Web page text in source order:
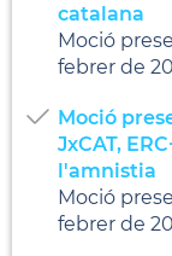
catalana
Moció
febrer de
Moció
JxCAT,
l'amnistia
Moció
febrer de